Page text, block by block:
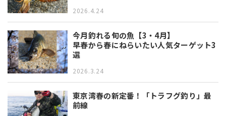
2026.4.24
今月釣れる旬の魚【3・4月】
早春から春にねらいたい人気ターゲット3
選
2026.3.24
東京湾春の新定番！「トラフグ釣り」最
前線